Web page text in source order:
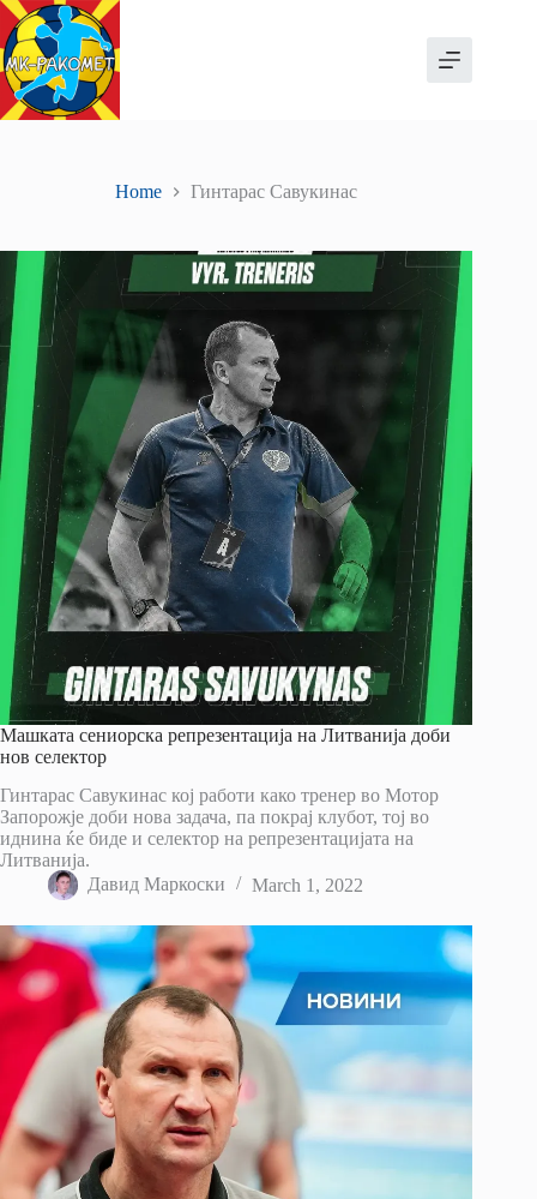
Skip
to
content
Home Гинтарас Савукинас
Машката сениорска репрезентација на Литванија доби
нов селектор
Гинтарас Савукинас кој работи како тренер во Мотор
Запорожје доби нова задача, па покрај клубот, тој во
иднина ќе биде и селектор на репрезентацијата на
Литванија.
Давид Маркоски
March 1, 2022